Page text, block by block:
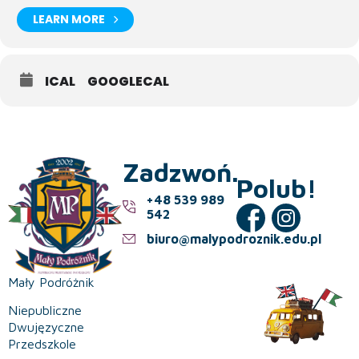
LEARN MORE
ICAL GOOGLECAL
Mały Podróżnik
Niepubliczne
Dwujęzyczne
Przedszkole
Zadzwoń.
+48 539 989
542
biuro@malypodroznik.edu.pl
Polub!